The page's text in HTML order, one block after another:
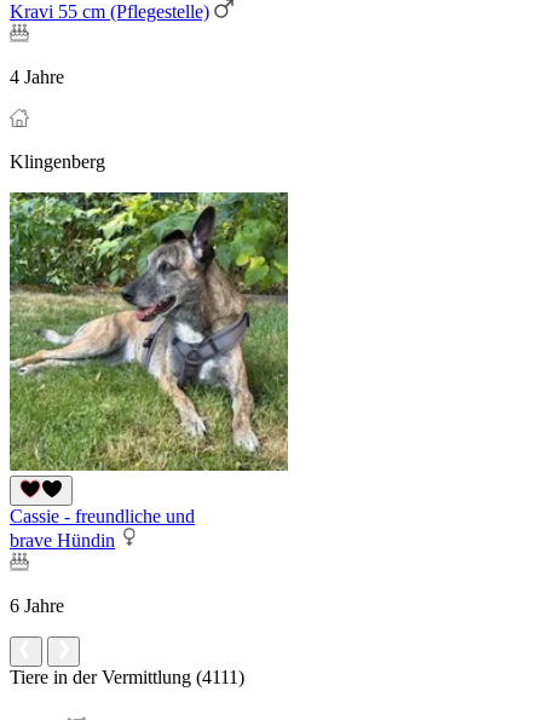
Kravi 55 cm (Pflegestelle)
4 Jahre
Klingenberg
Cassie - freundliche und
brave Hündin
6 Jahre
Tiere in der Vermittlung (4111)